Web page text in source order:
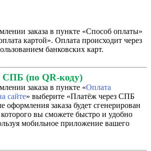
заказа в пункте «Способ оплаты»
картой». Оплата происходит через
банковских карт.
СПБ (по QR-коду)
заказа в пункте «Оплата
сайте» выберите «Платёж через СПБ
оформления заказа будет сгенерирован
вы сможете быстро и удобно
мобильное приложение вашего